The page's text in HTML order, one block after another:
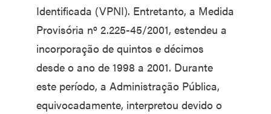
Identificada (VPNI). Entretanto, a Medida
Provisória nº 2.225-45/2001, estendeu a
incorporação de quintos e décimos
desde o ano de 1998 a 2001. Durante
este período, a Administração Pública,
equivocadamente, interpretou devido o